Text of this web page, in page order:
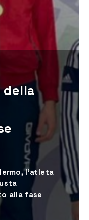
della
l’atleta
alla fase